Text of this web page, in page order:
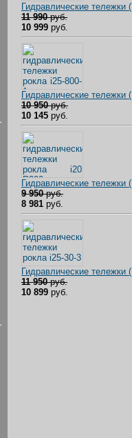
Гидравлические
11 990руб.
10 999 руб.
Гидравлические
10 950руб.
10 145 руб.
Гидравлические
9 950руб.
8 981 руб.
Гидравлические
11 950руб.
10 899 руб.